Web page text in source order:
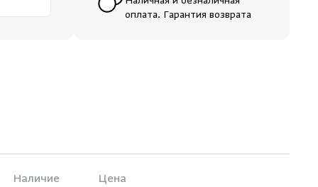
оплата. Гарантия возврата
Наличие Цена